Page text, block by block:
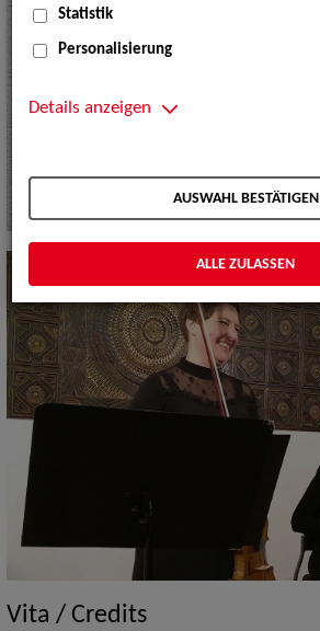
Vita / Credits
Statistik
Personalisierung
Details anzeigen
AUSWAHL BESTÄTIGEN
ALLE ZULASSEN